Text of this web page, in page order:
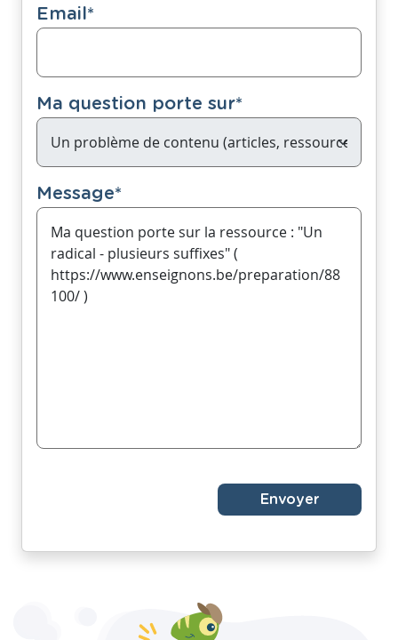
Email*
Ma question porte sur*
Message*
Envoyer